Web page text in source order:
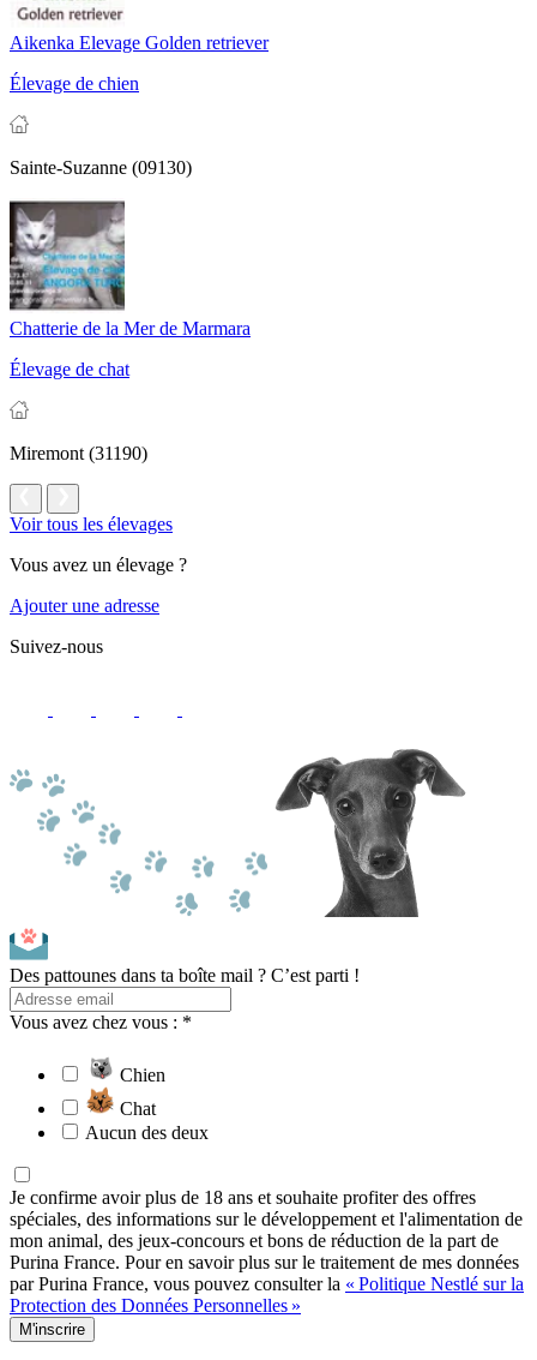
Aikenka Elevage Golden retriever
Élevage de chien
Sainte-Suzanne (09130)
Chatterie de la Mer de Marmara
Élevage de chat
Miremont (31190)
Voir tous les élevages
Vous avez un élevage ?
Ajouter une adresse
Suivez-nous
Des pattounes dans ta boîte mail ? C’est parti !
Vous avez chez vous : *
Chien
Chat
Aucun des deux
Je confirme avoir plus de 18 ans et souhaite profiter des offres
spéciales, des informations sur le développement et l'alimentation de
mon animal, des jeux-concours et bons de réduction de la part de
Purina France. Pour en savoir plus sur le traitement de mes données
par Purina France, vous pouvez consulter la « Politique Nestlé sur la
Protection des Données Personnelles »
M'inscrire